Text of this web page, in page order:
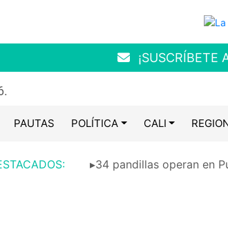
¡SUSCRÍBETE
PAUTAS POLÍTICA CALI
▸34 pandillas operan en